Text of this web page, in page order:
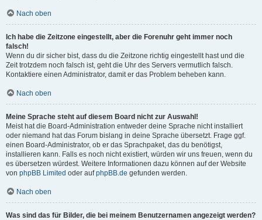
Nach oben
Ich habe die Zeitzone eingestellt, aber die Forenuhr geht immer noch
falsch!
Wenn du dir sicher bist, dass du die Zeitzone richtig eingestellt hast und die
Zeit trotzdem noch falsch ist, geht die Uhr des Servers vermutlich falsch.
Kontaktiere einen Administrator, damit er das Problem beheben kann.
Nach oben
Meine Sprache steht auf diesem Board nicht zur Auswahl!
Meist hat die Board-Administration entweder deine Sprache nicht installiert
oder niemand hat das Forum bislang in deine Sprache übersetzt. Frage ggf.
einen Board-Administrator, ob er das Sprachpaket, das du benötigst,
installieren kann. Falls es noch nicht existiert, würden wir uns freuen, wenn du
es übersetzen würdest. Weitere Informationen dazu können auf der Website
von phpBB Limited oder aufphpBB.de gefunden werden.
Nach oben
Was sind das für Bilder, die bei meinem Benutzernamen angezeigt werden?